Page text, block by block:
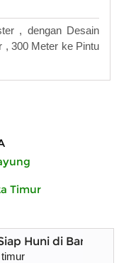
, dengan Desain
, 300 Meter ke Pintu
Timur
Huni di Bambu